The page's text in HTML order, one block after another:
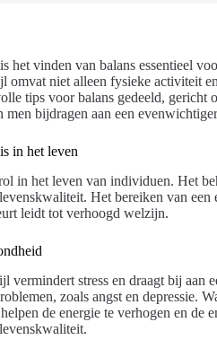
het vinden van balans essentieel
omvat niet alleen fysieke activiteit
tips voor balans gedeeld, gericht
men bijdragen aan een
in het leven
in het leven van individuen. Het
Het bereiken van een
leidt tot verhoogd welzijn.
vermindert stress en draagt bij aan
zoals angst en depressie.
de energie te verhogen en de